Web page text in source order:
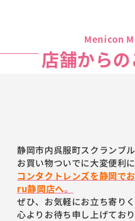
Menicon
店舗から
静岡市内呉服町スクランブ
お買い物ついでに大変便利
コンタクトレンズを静岡で
ru静岡店へ。
ぜひ、お気軽にお立ち寄り
心よりお待ち申し上げており